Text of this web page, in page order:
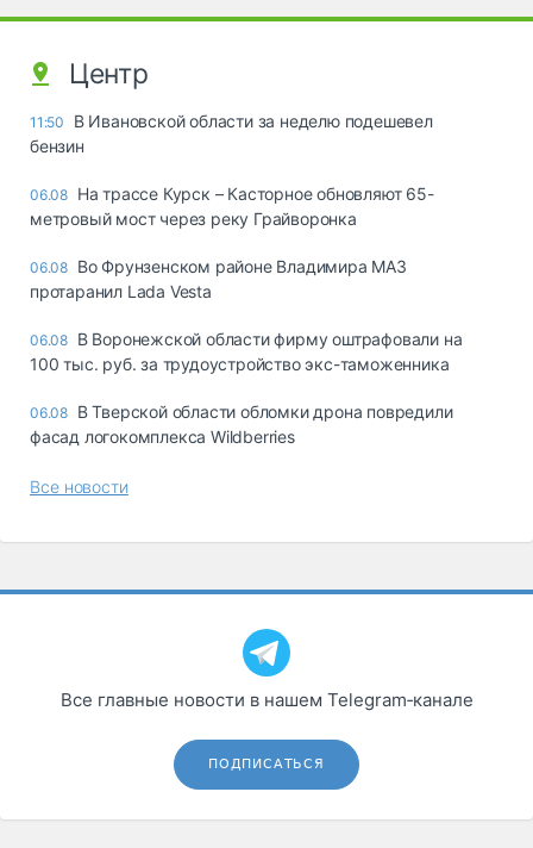
Центр
11:50
В Ивановской области за неделю подешевел
бензин
06.08 На трассе Курск – Касторное обновляют 65-
метровый мост через реку Грайворонка
06.08 Во Фрунзенском районе Владимира МАЗ
протаранил Lada Vesta
06.08 В Воронежской области фирму оштрафовали на
100 тыс. руб. за трудоустройство экс-таможенника
06.08 В Тверской области обломки дрона повредили
фасад логокомплекса Wildberries
Все новости
Все главные новости в нашем Telegram‑канале
ПОДПИСАТЬСЯ